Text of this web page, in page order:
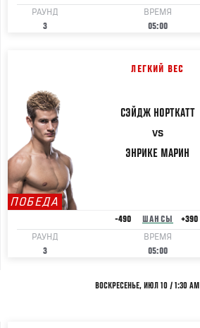
РАУНД
3
ВРЕМЯ
05:00
ЛЕГКИЙ ВЕС
ПОБЕДА
СЭЙДЖ НОРТКАТТ
VS
ЭНРИКЕ МАРИН
-490 ШАНСЫ
+390
РАУНД
3
ВРЕМЯ
05:00
ВОСКРЕСЕНЬЕ, ИЮЛ 10 / 1:30 AM